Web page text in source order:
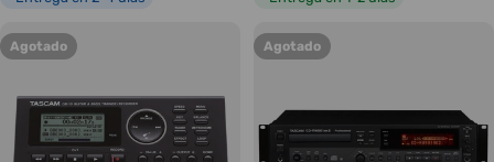
Agotado Agotado